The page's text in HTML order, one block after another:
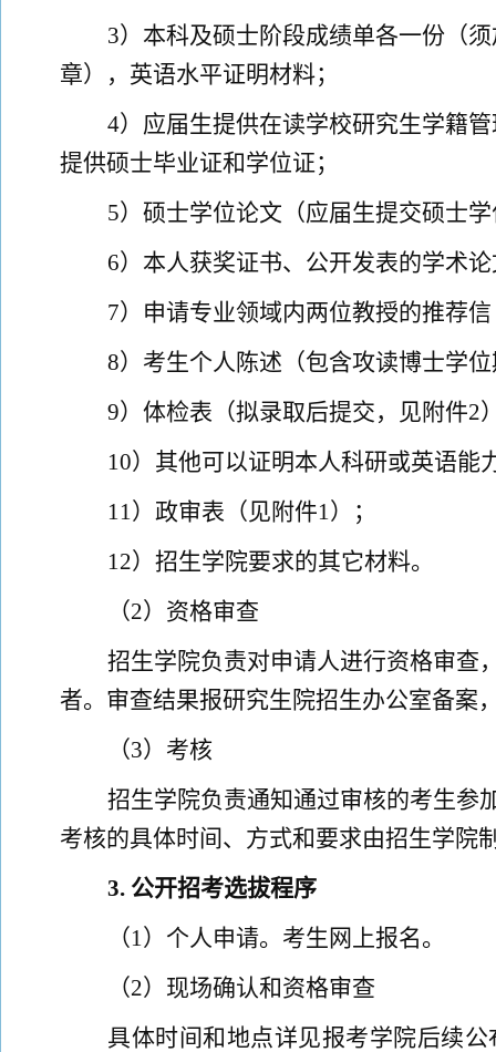
3）本科及硕士阶段成绩单各一份（
章），英语水平证明材料；
4）应届生提供在读学校研究生学籍
提供硕士毕业证和学位证；
5）硕士学位论文（应届生提交硕士
6）本人获奖证书、公开发表的学术
7）申请专业领域内两位教授的推荐
8）考生个人陈述（包含攻读博士学
9） 体检表 （拟录取后提交， 见附件2
10）其他可以证明本人科研或英语能
11）政审表（ 见附件1）；
12）招生学院要求的其它材料。
（2） 资格审查
招生学院负责对申请人进行资格审查
者。审查结果报研究生院招生办公室备案
（3） 考核
招生学院负责通知通过审核的考生参
考核的具体时间、方式和要求由招生学院
3. 公开招考选拔程序
（1）个人申请。考生网上报名。
（2） 现场确认和资格审查
具体时间和地点详见报考学院后续公